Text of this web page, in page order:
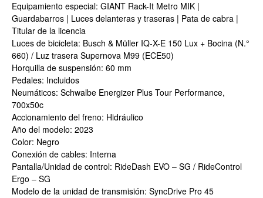
Equipamiento especial: GIANT Rack-It Metro MIK |
Guardabarros | Luces delanteras y traseras | Pata de cabra |
Titular de la licencia
Luces de bicicleta: Busch & Müller IQ-X-E 150 Lux + Bocina (N.°
660) / Luz trasera Supernova M99 (ECE50)
Horquilla de suspensión: 60 mm
Pedales: Incluidos
Neumáticos: Schwalbe Energizer Plus Tour Performance,
700x50c
Accionamiento del freno: Hidráulico
Año del modelo: 2023
Color: Negro
Conexión de cables: Interna
Pantalla/Unidad de control: RideDash EVO – SG / RideControl
Ergo – SG
Modelo de la unidad de transmisión: SyncDrive Pro 45